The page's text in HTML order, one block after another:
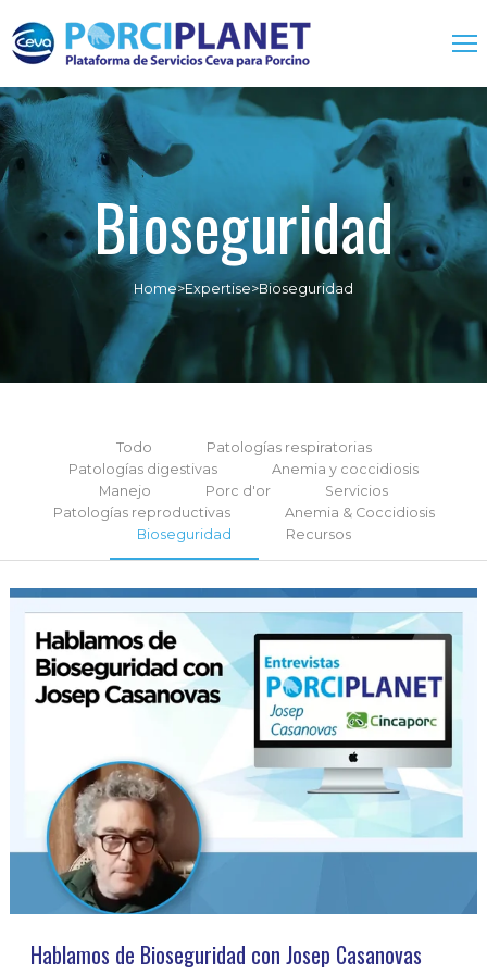
Home
Servicios
Biológicos
FarmacológicosBioseguridad
Home>Expertise>Bioseguridad
Todo
Patologías respiratorias
Patologías digestivas
Anemia y coccidiosis
Manejo
Porc d'or
Servicios
Patologías reproductivas
Anemia & Coccidiosis
Bioseguridad
Recursos
Hablamos de Bioseguridad con Josep Casanovas